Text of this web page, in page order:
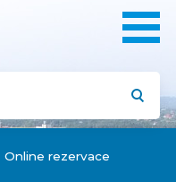
Online rezervace